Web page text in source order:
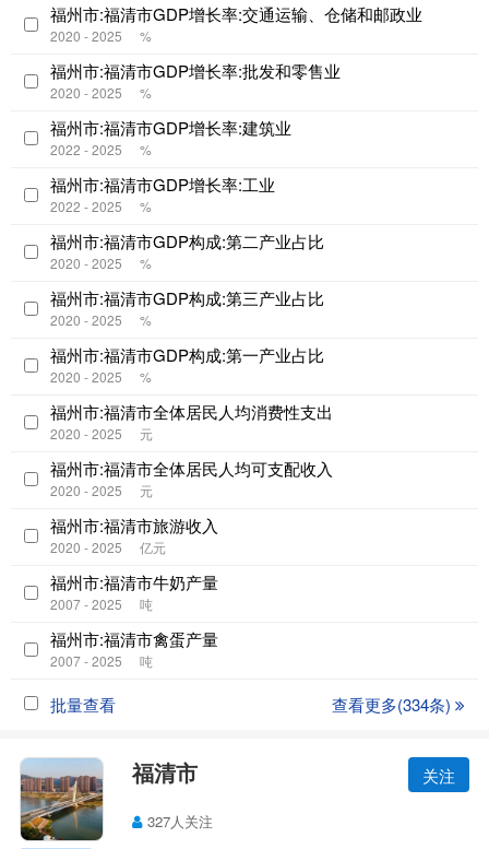
福州市:福清市GDP增长率:交通运输、仓储和邮政业
2020 - 2025 %
福州市:福清市GDP增长率:批发和零售业
2020 - 2025 %
福州市:福清市GDP增长率:建筑业
2022 - 2025 %
福州市:福清市GDP增长率:工业
2022 - 2025 %
福州市:福清市GDP构成:第二产业占比
2020 - 2025 %
福州市:福清市GDP构成:第三产业占比
2020 - 2025 %
福州市:福清市GDP构成:第一产业占比
2020 - 2025 %
福州市:福清市全体居民人均消费性支出
2020 - 2025 元
福州市:福清市全体居民人均可支配收入
2020 - 2025 元
福州市:福清市旅游收入
2020 - 2025 亿元
福州市:福清市牛奶产量
2007 - 2025 吨
福州市:福清市禽蛋产量
2007 - 2025 吨
批量查看 查看更多(334条)
福清市 关注
327人关注